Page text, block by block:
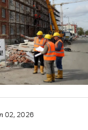
02, 2026